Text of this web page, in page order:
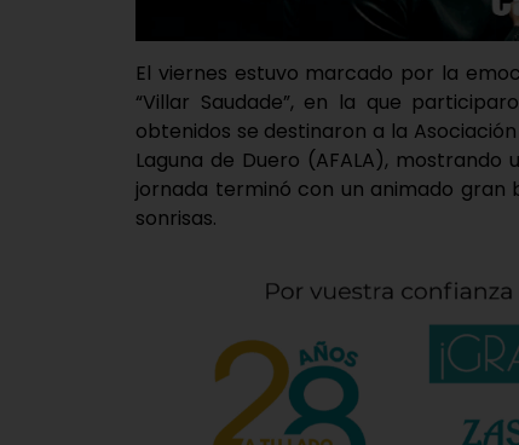
El viernes estuvo marcado por la
“Villar Saudade”, en la que
obtenidos se destinaron a la
Laguna de Duero (AFALA),
jornada terminó con un animado
sonrisas.